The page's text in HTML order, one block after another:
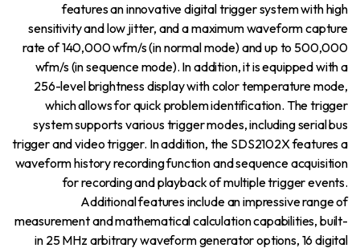
features an innovative digital trigger system with high
sensitivity and low jitter, and a maximum waveform capture
rate of 140,000 wfm/s (in normal mode) and up to 500,000
wfm/s (in sequence mode). In addition, it is equipped with a
256-level brightness display with color temperature mode,
which allows for quick problem identification. The trigger
system supports various trigger modes, including serial bus
trigger and video trigger. In addition, the SDS2102X features a
waveform history recording function and sequence acquisition
for recording and playback of multiple trigger events.
Additional features include an impressive range of
measurement and mathematical calculation capabilities, built-
in 25 MHz arbitrary waveform generator options, 16 digital